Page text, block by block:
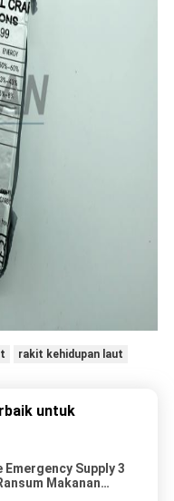
rakit kehidupan laut
untuk
Emergency Supply 3
Makanan